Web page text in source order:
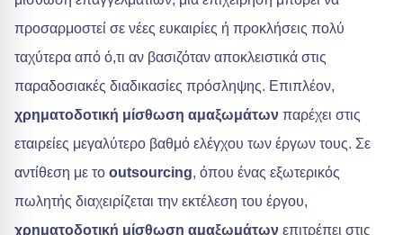
προσαρμοστεί σε νέες ευκαιρίες ή προκλήσεις πολύ
ταχύτερα από ό,τι αν βασιζόταν αποκλειστικά στις
παραδοσιακές διαδικασίες πρόσληψης. Επιπλέον,
χρηματοδοτική μίσθωση αμαξωμάτων παρέχει στις
εταιρείες μεγαλύτερο βαθμό ελέγχου των έργων τους. Σε
αντίθεση με το outsourcing, όπου ένας εξωτερικός
πωλητής διαχειρίζεται την εκτέλεση του έργου,
χρηματοδοτική μίσθωση αμαξωμάτων επιτρέπει στις